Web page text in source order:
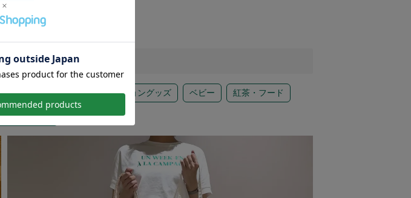
a new
ウエア＆バッグ ファッショングッズ ベビー 紅茶・フード
秋の楽しみ方